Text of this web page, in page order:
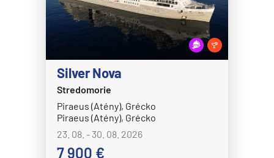
Silver Nova
Stredomorie
Piraeus (Atény), Grécko
Piraeus (Atény), Grécko
23. 08. - 30. 08. 2026
7 900 €